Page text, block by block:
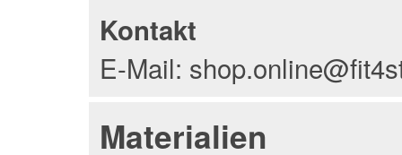
Kontakt
E-Mail:
Materialien